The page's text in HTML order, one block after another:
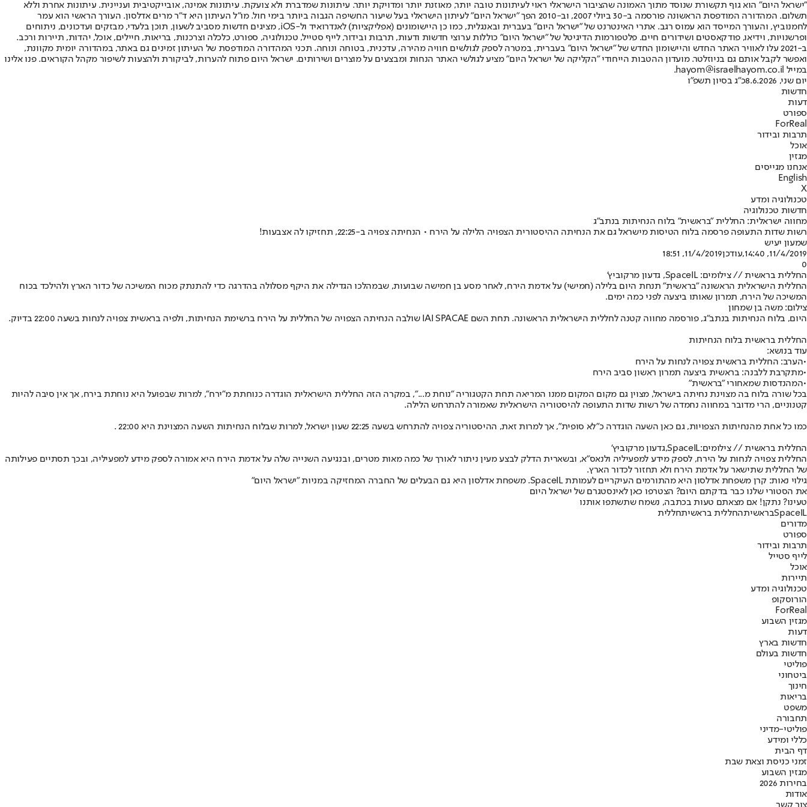
"ישראל היום" הוא גוף תקשורת שנוסד מתוך האמונה שהציבור הישראלי ראוי לעיתונות טובה יותר, מאוזנת יותר ומדויקת יותר. עיתונות שמדברת ולא צועקת. עיתונות אמינה, אובייקטיבית ועניינית. עיתונות אחרת וללא
תשלום. המהדורה המודפסת הראשונה פורסמה ב-30 ביולי 2007, וב-2010 הפך "ישראל היום" לעיתון הישראלי בעל שיעור החשיפה הגבוה ביותר בימי חול. מו"ל העיתון היא ד"ר מרים אדלסון. העורך הראשי הוא עמר
לחמנוביץ, והעורך המייסד הוא עמוס רגב. אתרי האינטרנט של "ישראל היום" בעברית ובאנגלית, כמו כן היישומונים (אפליקציות) לאנדרואיד ול-iOS, מציגים חדשות מסביב לשעון, תוכן בלעדי, מבזקים ועדכונים, ניתוחים
ופרשנויות, וידיאו, פודקאסטים ושידורים חיים. פלטפורמות הדיגיטל של "ישראל היום" כוללות ערוצי חדשות ודעות, תרבות ובידור, לייף סטייל, טכנולוגיה, ספורט, כלכלה וצרכנות, בריאות, חיילים, אוכל, יהדות, תיירות ורכב.
ב-2021 עלו לאוויר האתר החדש והיישומון החדש של "ישראל היום" בעברית, במטרה לספק לגולשים חוויה מהירה, עדכנית, בטוחה ונוחה. תכני המהדורה המודפסת של העיתון זמינים גם באתר, במהדורה יומית מקוונת,
ואפשר לקבל אותם גם בניוזלטר. מועדון ההטבות הייחודי "הקליקה של ישראל היום" מציע לגולשי האתר הנחות ומבצעים על מוצרים ושירותים. ישראל היום פתוח להערות, לביקורת ולהצעות לשיפור מקהל הקוראים. פנו אלינו
במייל hayom@israelhayom.co.il.
יום שני, 8.6.2026
כ"ג בסיון תשפ"ו
חדשות
דעות
ספורט
ForReal
תרבות ובידור
אוכל
מגזין
אנחנו מגייסים
English
X
טכנולוגיה ומדע
חדשות טכנולוגיה
מחווה ישראלית: החללית "בראשית" בלוח הנחיתות בנתב"ג
רשות שדות התעופה פרסמה בלוח הטיסות מישראל גם את הנחיתה ההיסטורית הצפויה הלילה על הירח • הנחיתה צפויה ב-22:25, תחזיקו לה אצבעות!
שמעון יעיש
11/4/2019, 14:40
,עודכן11/4/2019, 18:51
0
החללית בראשית // צילומים: SpaceIL, גדעון מרקוביץ'
החללית הישראלית הראשונה "בראשית" תנחת היום בלילה (חמישי) על אדמת הירח, לאחר מסע בן חמישה שבועות, שבמהלכו הגדילה את היקף מסלולה בהדרגה כדי להתנתק מכוח המשיכה של כדור הארץ ולהילכד בכוח
המשיכה של הירח, תמרון שאותו ביצעה לפני כמה ימים.
צילום: משה בן שמחון
היום, בלוח הנחיתות בנתב"ג, פורסמה מחווה קטנה לחללית הישראלית הראשונה. תחת השם IAI SPACAE שולבה הנחיתה הצפויה של החללית על הירח ברשימת הנחיתות, ולפיה בראשית צפויה לנחות בשעה 22:00 בדיוק.
החללית בראשית בלוח הנחיתות
עוד בנושא:
•הערב: החללית בראשית צפויה לנחות על הירח
•מתקרבת ללבנה: בראשית ביצעה תמרון ראשון סביב הירח
•המהנדסות שמאחורי "בראשית"
בכל שורה בלוח בה מצוינת נחיתה בישראל, מצוין גם מקום המקום ממנו המריאה תחת הקטגוריה "נוחת מ...", במקרה הזה החללית הישראלית הוגדרה כנוחתת מ"ירח", למרות שבפועל היא נוחתת בירח, אך אין סיבה להיות
קטנוניים, הרי מדובר במחווה נחמדה של רשות שדות התעופה להיסטוריה הישראלית שאמורה להתרחש הלילה.
כמו כל אחת מהנחיתות הצפויות, גם כאן השעה הוגדרה כ"לא סופית", אך למרות זאת, ההיסטוריה צפויה להתרחש בשעה 22:25 שעון ישראל, למרות שבלוח הנחיתות השעה המצוינת היא 22:00 .
החללית בראשית // צילומים:
SpaceIL
,גדעון מרקוביץ'
החללית צפויה לנחות על הירח, לספק מידע למפעיליה ולנאס"א, ובשארית הדלק לבצע מעין ניתור לאורך של כמה מאות מטרים, ובנגיעה השנייה שלה על אדמת הירח היא אמורה לספק מידע למפעיליה, ובכך תסתיים פעילותה
של החללית שתישאר על אדמת הירח ולא תחזור לכדור הארץ.
גילוי נאות: קרן משפחת אדלסון היא מהתורמים העיקריים לעמותת SpaceIL. משפחת אדלסון היא גם הבעלים של החברה המחזיקה במניות "ישראל היום"
את הסטורי שלנו כבר בדקתם היום? הצטרפו כאן לאינסטגרם של ישראל היום
טעינו? נתקן! אם מצאתם טעות בכתבה, נשמח שתשתפו אותנו
SpaceILבראשיתהחללית בראשיתחללית
מדורים
ספורט
תרבות ובידור
לייף סטייל
אוכל
תיירות
טכנולוגיה ומדע
הורוסקופ
ForReal
מגזין השבוע
דעות
חדשות בארץ
חדשות בעולם
פוליטי
ביטחוני
חינוך
בריאות
משפט
תחבורה
פוליטי-מדיני
כללי ומידע
דף הבית
זמני כניסת וצאת שבת
מגזין השבוע
בחירות 2026
אודות